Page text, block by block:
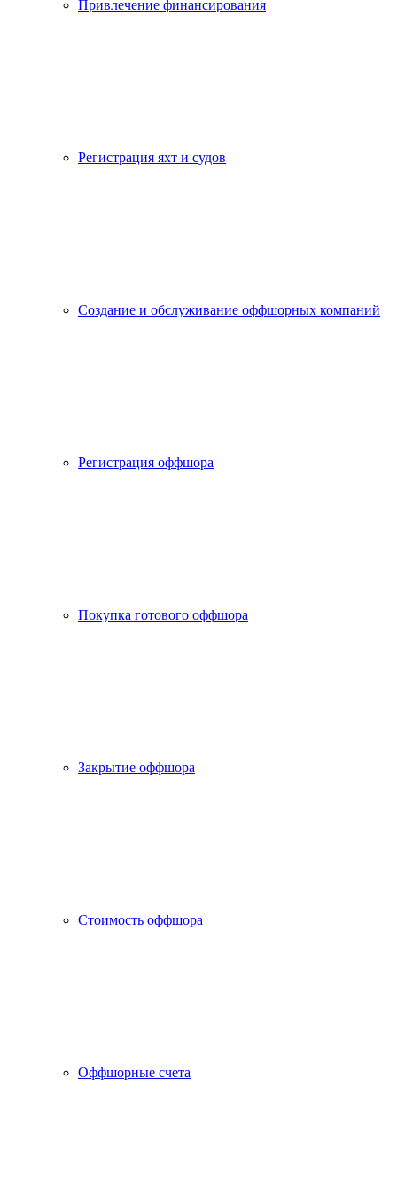
Привлечение финансирования
Регистрация яхт и судов
Создание и обслуживание оффшорных компаний
Регистрация оффшора
Покупка готового оффшора
Закрытие оффшора
Стоимость оффшора
Оффшорные счета